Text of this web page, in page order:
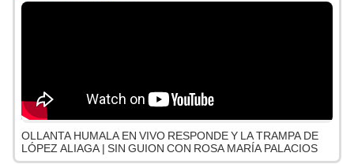
OLLANTA HUMALA EN VIVO RESPONDE Y LA TRAMPA DE
LÓPEZ ALIAGA | SIN GUION CON ROSA MARÍA PALACIOS